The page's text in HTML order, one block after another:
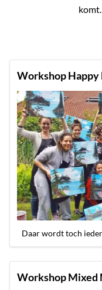
Workshop Happy
Daar wordt toch
Workshop Mixed